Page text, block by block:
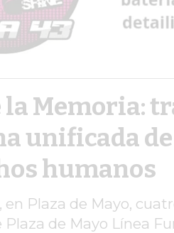
la Memoria:
unificada
humanos
en Plaza de Mayo,
Plaza de Mayo Línea